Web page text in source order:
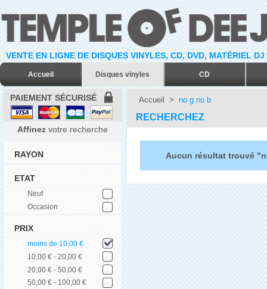
VENTE EN LIGNE DE DISQUES VINYLES, CD, DVD, MATÉRIEL
Accueil Disques vinyles CD
PAIEMENT SÉCURISÉ
Affinez votre recherche
RAYON
ETAT
Neuf
Occasion
PRIX
moins de 10,00 €
10,00 € - 20,00 €
20,00 € - 50,00 €
50,00 € - 100,00 €
Accueil > no g no b
RECHERCHEZ
Aucun résultat trouvé